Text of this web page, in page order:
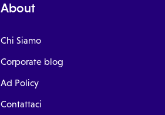
About
Chi Siamo
Corporate blog
Ad Policy
Contattaci